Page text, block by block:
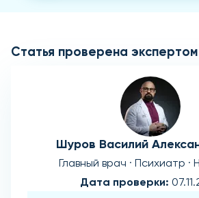
Статья проверена экспертом
Шуров Василий
Главный врач · Психиатр ·
Дата проверки: